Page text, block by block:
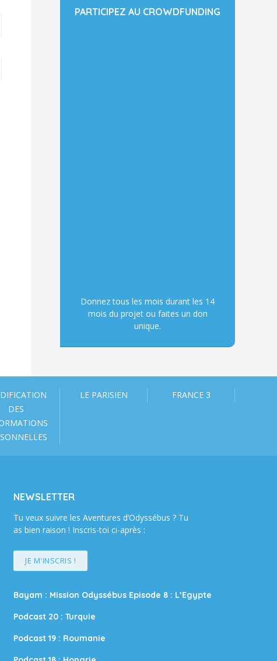
PARTICIPEZ AU CROWDFUNDING
Donnez tous les mois durant les 14
mois du projet ou faites un don
unique.
DES
LE PARISIEN FRANCE 3
NEWSLETTER
Tu veux suivre les Aventures d’Odyssébus ? Tu
as bien raison ! Inscris-toi ci-après :
JE M'INSCRIS !
Bayam : Mission Odyssébus Episode 8 : L’Egypte
Podcast 20 : Turquie
Podcast 19 : Roumanie